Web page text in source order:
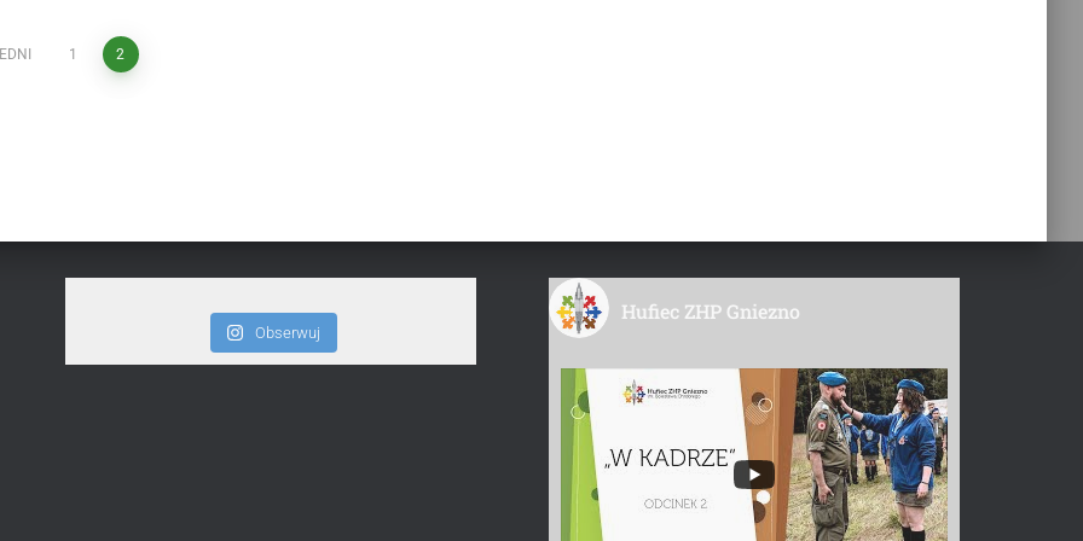
1 2
Obserwuj
Hufiec ZHP Gniezno